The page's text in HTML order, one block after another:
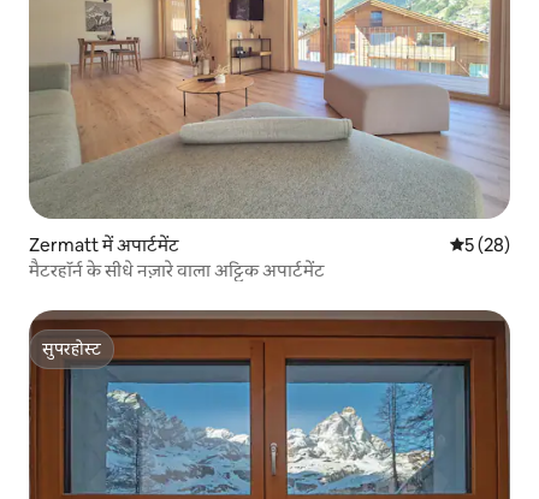
Zermatt में अपार्टमेंट औसत रेटिंग
5 (28)
मैटरहॉर्न के सीधे नज़ारे वाला अट्टिक अपार्टमेंट
सुपरहोस्ट
सुपरहोस्ट